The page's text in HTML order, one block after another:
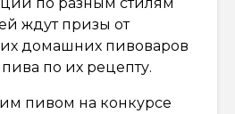
ждут призы от
домашних пивоваров
по их рецепту.
пивом на конкурсе